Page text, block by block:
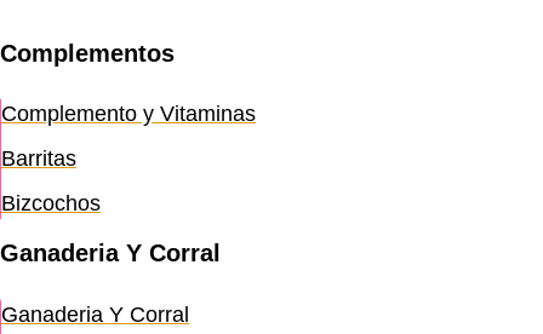
Complementos
Complemento y Vitaminas
Barritas
Bizcochos
Ganaderia Y Corral
Ganaderia Y Corral